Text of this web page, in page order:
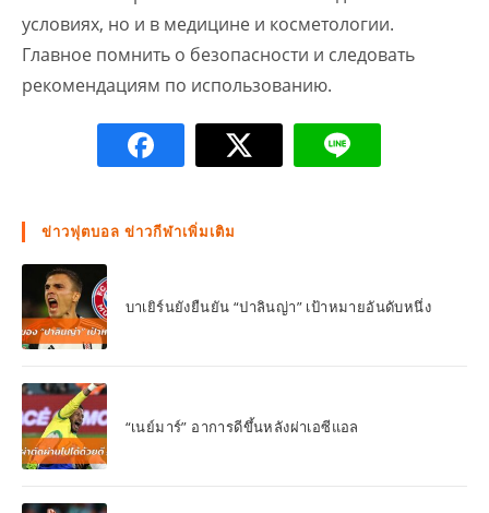
условиях, но и в медицине и косметологии.
Главное помнить о безопасности и следовать
рекомендациям по использованию.
ข่าวฟุตบอล ข่าวกีฬาเพิ่มเติม
บาเยิร์นยังยืนยัน “ปาลินญ่า” เป้าหมายอันดับหนึ่ง
“เนย์มาร์” อาการดีขึ้นหลังผ่าเอซีแอล